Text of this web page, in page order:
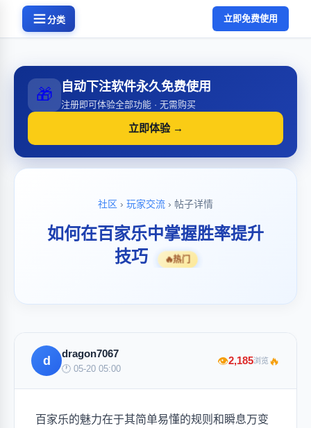
分类 立即免费使用
🎁 自动下注软件永久免费使用
注册即可体验全部功能 · 无需购买
立即体验 →
社区 › 玩家交流 › 帖子详情
如何在百家乐中掌握胜率提升
技巧
🔥热门
d
dragon7067
🕐 05-20 05:00
👁2,185浏览🔥
百家乐的魅力在于其简单易懂的规则和瞬息万变